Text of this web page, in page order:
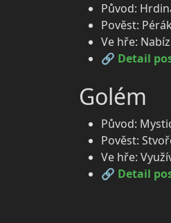
Původ:
Pověst:
Ve hře:
🔗 Detail
Golém
Původ:
Pověst:
Ve hře:
🔗 Detail